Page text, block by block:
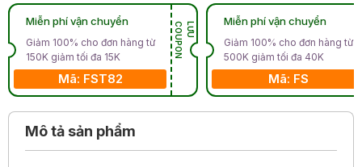
Miễn phí vận chuyển
Giảm 100% cho đơn hàng từ
150K giảm tối đa 15K
Mã: FST82
L
Ư
U
C
O
U
P
O
N
Miễn phí vận chuyển
Giảm 100% cho đơn hàng từ
500K giảm tối đa 40K
Mã: FS
Mô tả sản phẩm